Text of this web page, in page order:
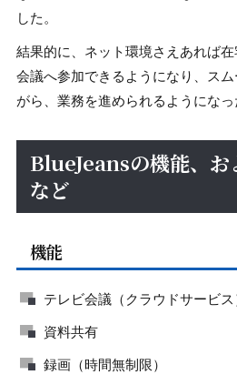
した。
結果的に、ネット環境さえあれば
会議へ参加できるようになり、ス
がら、業務を進められるようになっ
BlueJeansの機能、お
など
機能
テレビ会議（クラウドサービス
資料共有
録画（時間無制限）